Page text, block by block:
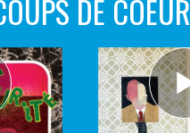
DE COEUR